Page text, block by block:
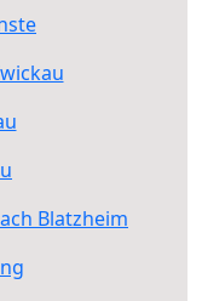
Blatzheim